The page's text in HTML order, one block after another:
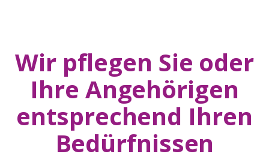
Wir pflegen Sie oder
Ihre Angehörigen
entsprechend Ihren
Bedürfnissen